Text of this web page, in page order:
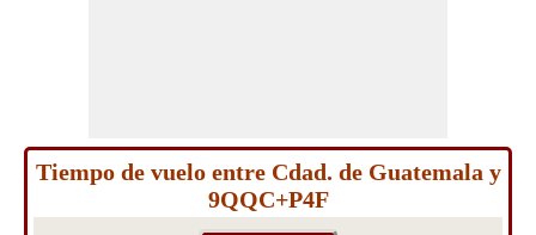
Tiempo de vuelo entre Cdad. de Guatemala y
9QQC+P4F